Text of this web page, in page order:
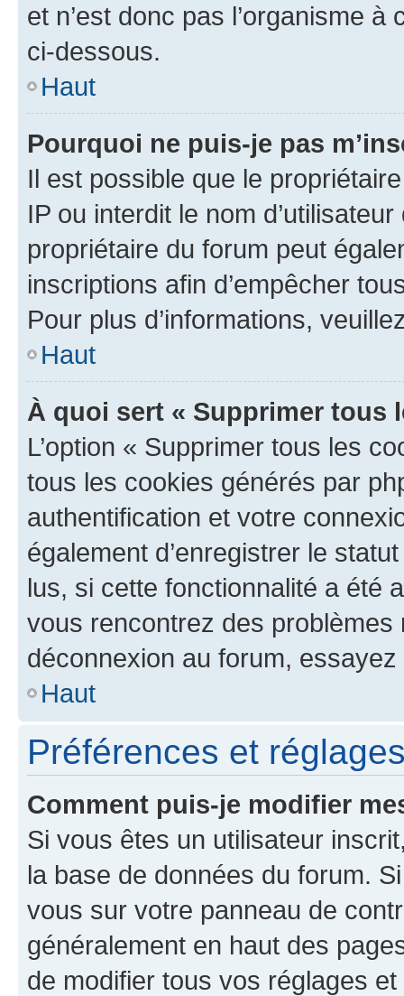
et n’est donc pas l’organisme
ci-dessous.
Haut
Pourquoi ne puis-je pas
Il est possible que le
IP ou interdit le nom
propriétaire du forum peut
inscriptions afin d’empêcher
Pour plus d’informations,
Haut
À quoi sert « Supprimer tous
L’option « Supprimer tous les
tous les cookies générés par
authentification et votre
également d’enregistrer le
lus, si cette fonctionnalité a été
vous rencontrez des
déconnexion au forum,
Haut
Préférences et
Comment puis-je modifier
Si vous êtes un utilisateur
la base de données du forum.
vous sur votre panneau de
généralement en haut des
de modifier tous vos réglages